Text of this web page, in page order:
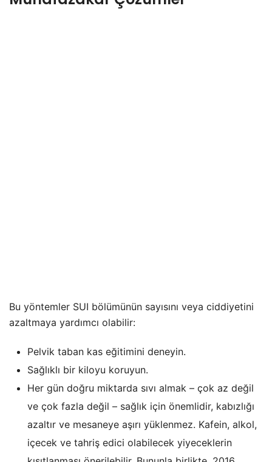
Bu yöntemler SUI bölümünün sayısını veya ciddiyetini
azaltmaya yardımcı olabilir:
Pelvik taban kas eğitimini deneyin.
Sağlıklı bir kiloyu koruyun.
Her gün doğru miktarda sıvı almak – çok az değil
ve çok fazla değil – sağlık için önemlidir, kabızlığı
azaltır ve mesaneye aşırı yüklenmez. Kafein, alkol,
içecek ve tahriş edici olabilecek yiyeceklerin